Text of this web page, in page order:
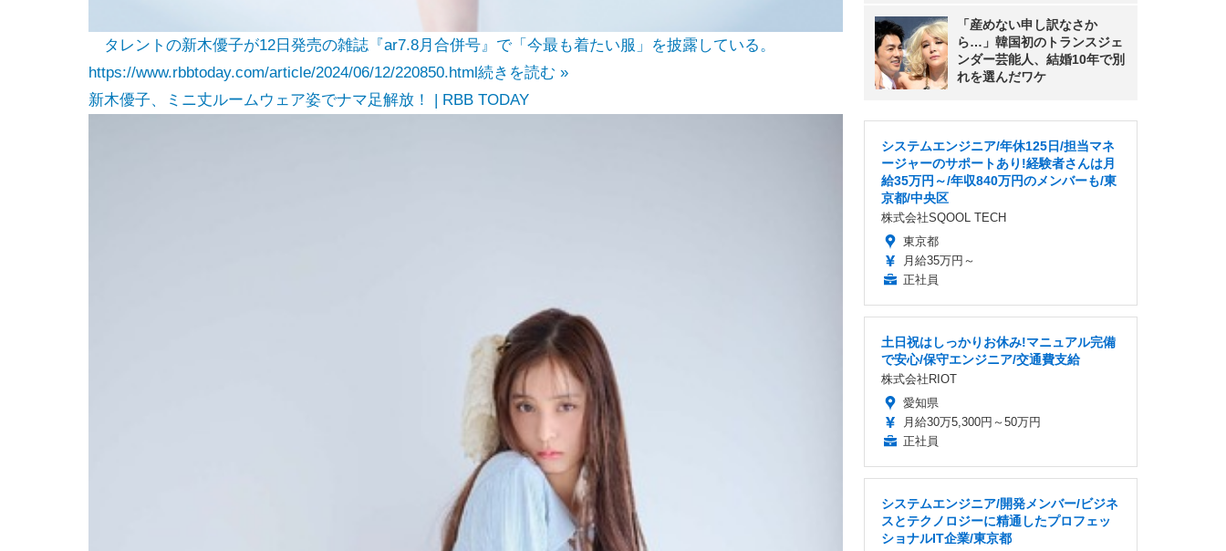
タレントの新木優子が12日発売の雑誌『ar7.8月合併号』で「今最も着たい服」を披露している。
https://www.rbbtoday.com/article/2024/06/12/220850.html続きを読む »
新木優子、ミニ丈ルームウェア姿でナマ足解放！ | RBB TODAY
「産めない申し訳なさか
ら…」韓国初のトランスジェ
ンダー芸能人、結婚10年で別
れを選んだワケ
システムエンジニア/年休125日/担当マネ
ージャーのサポートあり!経験者さんは月
給35万円～/年収840万円のメンバーも/東
京都/中央区
株式会社SQOOL TECH
東京都
月給35万円～
正社員
土日祝はしっかりお休み!マニュアル完備
で安心/保守エンジニア/交通費支給
株式会社RIOT
愛知県
月給30万5,300円～50万円
正社員
システムエンジニア/開発メンバー/ビジネ
スとテクノロジーに精通したプロフェッ
ショナルIT企業/東京都